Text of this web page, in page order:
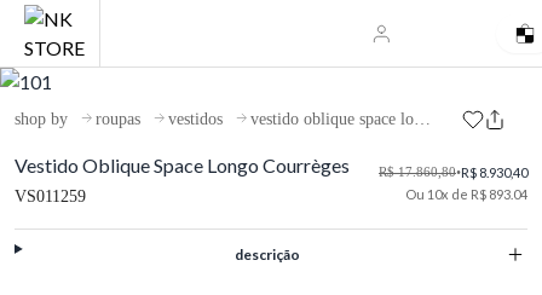
shop by roupas vestidos vestido oblique space longo courrèges
Vestido Oblique Space Longo Courrèges
VS011259
R$ 17.860,80•R$ 8.930,40
Ou 10x de R$ 893.04
descrição